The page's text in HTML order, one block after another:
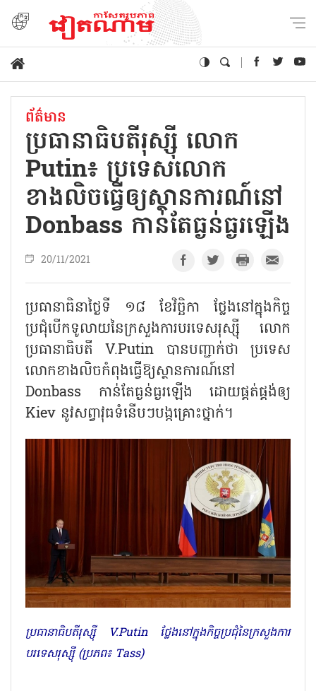
ព័ត៌មាន
ប្រធានាធិបតីរុស្ស៊ី លោក
Putin៖ ប្រទេសលោក
ខាងលិចធ្វើឲ្យស្ថានការណ៍នៅ
Donbass កាន់តែធ្ងន់ធ្ងរឡើង
20/11/2021
ប្រធានាធិនាថ្ងៃទី ១៨ ខែវិច្ឆិកា ថ្លែងនៅក្នុងកិច្ច
ប្រជុំបើកទូលាយនៃក្រសួងការបរទេសរុស្ស៊ី លោក
ប្រធានាធិបតី V.Putin បានបញ្ជាក់ថា ប្រទេស
លោកខាងលិចកំពុងធ្វើឱ្យស្ថានការណ៍នៅ
Donbass កាន់តែធ្ងន់ធ្ងរឡើង ដោយផ្គត់ផ្គង់ឲ្យ
Kiev នូវសព្វាវុធទំនើបៗបង្កគ្រោះថ្នាក់។
ប្រធានាធិបតីរុស្ស៊ី V.Putin ថ្លែងនៅក្នុងកិច្ចប្រជុំនៃក្រសួងការ
បរទេសរុស្ស៊ី (ប្រភព៖ Tass)